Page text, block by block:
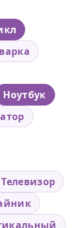
Ноутбук
Телевизор